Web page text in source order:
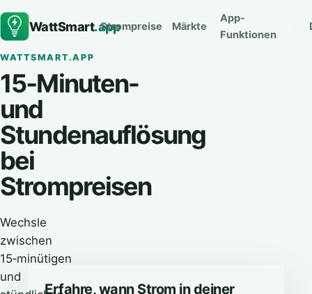
WattSmart.app
Strompreise Märkte
App-
Funktionen
WATTSMART.APP
15‑Minuten-
und
Stundenauflösung
bei
Strompreisen
Wechsle
zwischen
15‑minütigen
und
Erfahre, wann Strom in deiner